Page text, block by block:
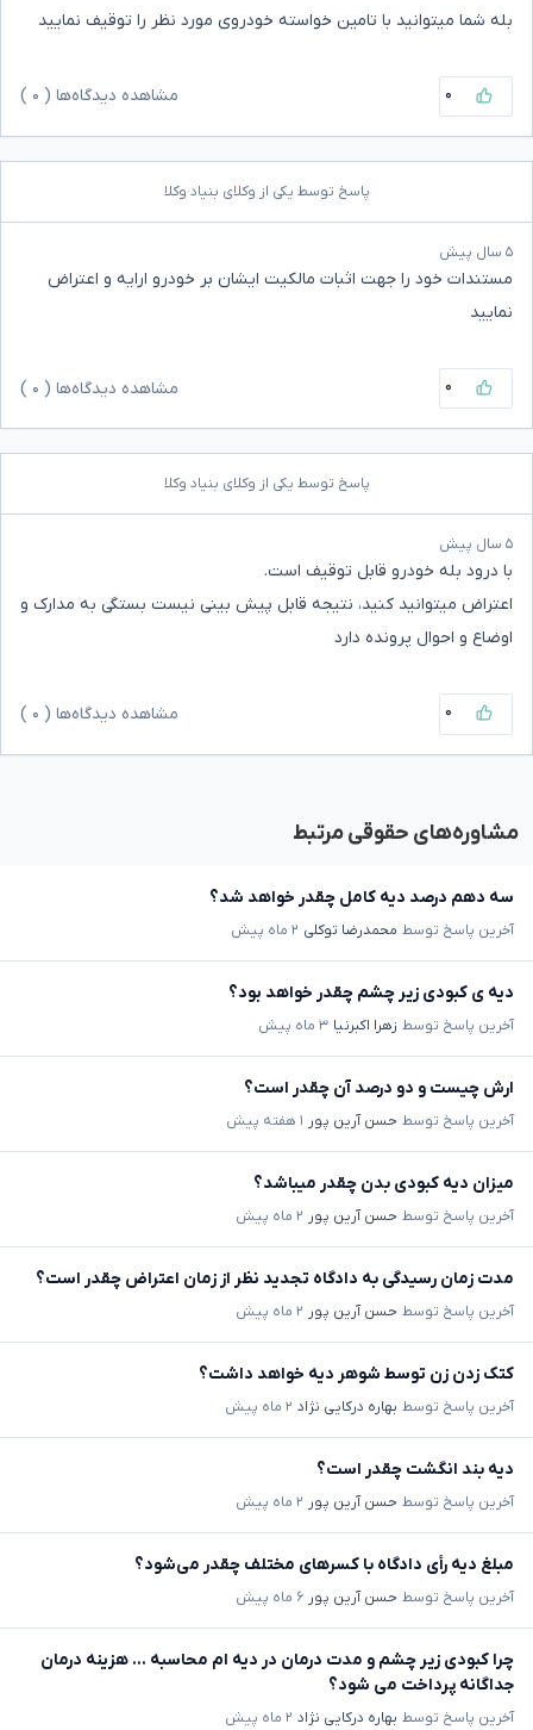
بله شما میتوانید با تامین خواسته خودروی مورد نظر را توقیف نمایید
۰ مشاهده دیدگاه‌ها ( ۰
پاسخ توسط یکی از وکلای بنیاد وکلا
۵ سال پیش
مستندات خود را جهت اثبات مالکیت ایشان بر خودرو ارایه و اعتراض
نمایید
۰ مشاهده دیدگاه‌ها ( ۰
پاسخ توسط یکی از وکلای بنیاد وکلا
۵ سال پیش
با درود بله خودرو قابل توقیف است.
اعتراض میتوانید کنید، نتیجه قابل پیش بینی نیست بستگی به مدارک و
اوضاع و احوال پرونده دارد
۰ مشاهده دیدگاه‌ها ( ۰
مشاوره‌های حقوقی مرتبط
سه دهم درصد دیه کامل چقدر خواهد شد؟
آخرین پاسخ توسط محمدرضا توکلی ۲ ماه پیش
دیه ی کبودی زیر چشم چقدر خواهد بود؟
آخرین پاسخ توسط زهرا اکبرنیا ۳ ماه پیش
ارش چیست و دو درصد آن چقدر است؟
آخرین پاسخ توسط حسن آرین پور ۱ هفته پیش
میزان دیه کبودی بدن چقدر میباشد؟
آخرین پاسخ توسط حسن آرین پور ۲ ماه پیش
مدت زمان رسیدگی به دادگاه تجدید نظر از زمان اعتراض چقدر است؟
آخرین پاسخ توسط حسن آرین پور ۲ ماه پیش
کتک زدن زن توسط شوهر دیه خواهد داشت؟
آخرین پاسخ توسط بهاره درکایی نژاد ۲ ماه پیش
دیه بند انگشت چقدر است؟
آخرین پاسخ توسط حسن آرین پور ۲ ماه پیش
مبلغ دیه رأی دادگاه با کسرهای مختلف چقدر می‌شود؟
آخرین پاسخ توسط حسن آرین پور ۶ ماه پیش
چرا کبودی زیر چشم و مدت درمان در دیه ام محاسبه ... هزینه درمان
جداگانه پرداخت می شود؟
آخرین پاسخ توسط بهاره درکایی نژاد ۲ ماه پیش